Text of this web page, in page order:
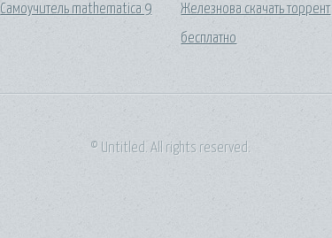
Самоучитель mathematica 9
Железнова скачать торрент
бесплатно
© Untitled. All rights reserved.